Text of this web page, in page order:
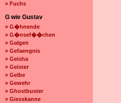
» Fuchs
G wie Gustav
» G�hnende
» G�nsef��chen
» Galgen
» Gefaengnis
» Geisha
» Geister
» Gelbe
» Gewehr
» Ghostbuster
» Giesskanne